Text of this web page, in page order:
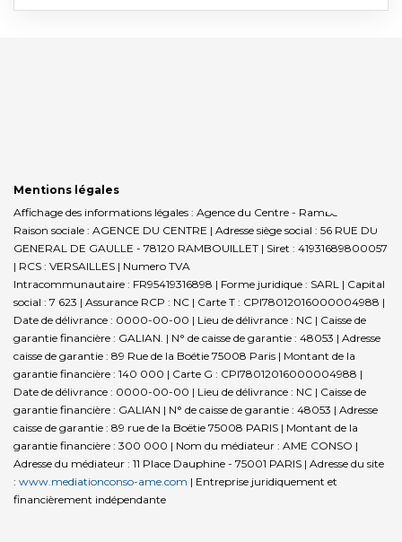
Mentions légales
Affichage des informations légales : Agence du Centre - Rambouillet |
Raison sociale : AGENCE DU CENTRE | Adresse siège social : 56 RUE DU
GENERAL DE GAULLE - 78120 RAMBOUILLET | Siret : 41931689800057
| RCS : VERSAILLES | Numero TVA
Intracommunautaire : FR95419316898 | Forme juridique : SARL | Capital
social : 7 623 | Assurance RCP : NC | Carte T : CPI78012016000004988 |
Date de délivrance : 0000-00-00 | Lieu de délivrance : NC | Caisse de
garantie financière : GALIAN. | N° de caisse de garantie : 48053 | Adresse
caisse de garantie : 89 Rue de la Boétie 75008 Paris | Montant de la
garantie financière : 140 000 | Carte G : CPI78012016000004988 |
Date de délivrance : 0000-00-00 | Lieu de délivrance : NC | Caisse de
garantie financière : GALIAN | N° de caisse de garantie : 48053 | Adresse
caisse de garantie : 89 rue de la Boëtie 75008 PARIS | Montant de la
garantie financière : 300 000 | Nom du médiateur : AME CONSO |
Adresse du médiateur : 11 Place Dauphine - 75001 PARIS | Adresse du site
: www.mediationconso-ame.com | Entreprise juridiquement et
financièrement indépendante